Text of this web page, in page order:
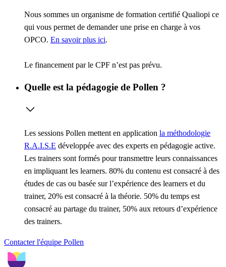
Nous sommes un organisme de formation certifié Qualiopi ce
qui vous permet de demander une prise en charge à vos
OPCO. En savoir plus ici.
Le financement par le CPF n’est pas prévu.
Quelle est la pédagogie de Pollen ?
Les sessions Pollen mettent en application la méthodologie
R.A.I.S.E développée avec des experts en pédagogie active.
Les trainers sont formés pour transmettre leurs connaissances
en impliquant les learners. 80% du contenu est consacré à des
études de cas ou basée sur l’expérience des learners et du
trainer, 20% est consacré à la théorie. 50% du temps est
consacré au partage du trainer, 50% aux retours d’expérience
des trainers.
Contacter l'équipe Pollen